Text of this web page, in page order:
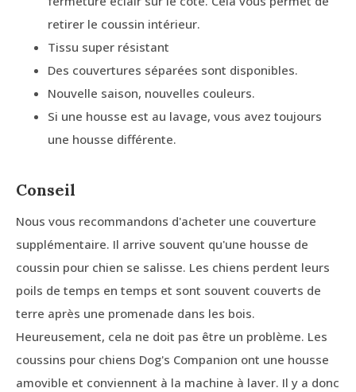
retirer le coussin intérieur.
Tissu super résistant
Des couvertures séparées sont disponibles.
Nouvelle saison, nouvelles couleurs.
Si une housse est au lavage, vous avez toujours
une housse différente.
Conseil
Nous vous recommandons d'acheter une couverture
supplémentaire. Il arrive souvent qu'une housse de
coussin pour chien se salisse. Les chiens perdent leurs
poils de temps en temps et sont souvent couverts de
terre après une promenade dans les bois.
Heureusement, cela ne doit pas être un problème. Les
coussins pour chiens Dog's Companion ont une housse
amovible et conviennent à la machine à laver. Il y a donc